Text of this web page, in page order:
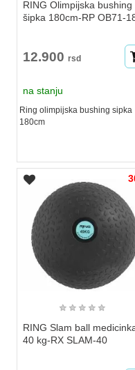
RING Olimpijska bushing
šipka 180cm-RP OB71-
12.900 rsd
na stanju
Ring olimpijska bushing sipka
180cm
★ ★ ★ ★ ★
RING Slam ball
40 kg-RX SLAM-40